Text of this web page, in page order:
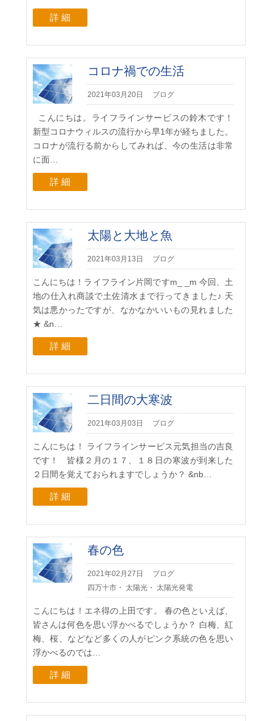
詳 細
コロナ禍での生活
2021年03月20日 ブログ
こんにちは。ライフラインサービスの鈴木です！
新型コロナウィルスの流行から早1年が経ちました。
コロナが流行る前からしてみれば、今の生活は非常
に面…
詳 細
太陽と大地と魚
2021年03月13日 ブログ
こんにちは！ライフライン片岡ですm_ _m 今回、土
地の仕入れ商談で土佐清水まで行ってきました♪ 天
気は悪かったですが、なかなかいいもの見れました
★ &n…
詳 細
二日間の大寒波
2021年03月03日 ブログ
こんにちは！ ライフラインサービス元気担当の吉良
です！ 皆様２月の１７、１８日の寒波が到来した
２日間を覚えておられますでしょうか？ &nb…
詳 細
春の色
2021年02月27日
ブログ
四万十市・ 太陽光・ 太陽光発電
こんにちは！エネ得の上田です。 春の色といえば、
皆さんは何色を思い浮かべるでしょうか？ 白梅、紅
梅、桜、などなど多くの人がピンク系統の色を思い
浮かべるのでは…
詳 細